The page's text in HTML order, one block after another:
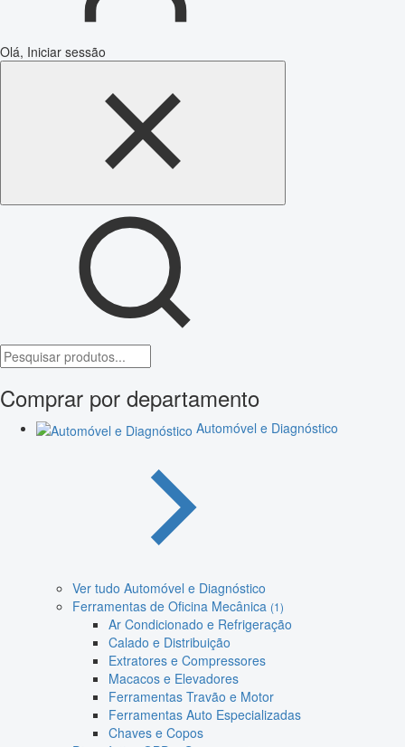
Olá, Iniciar sessão
Comprar por departamento
Automóvel e Diagnóstico
Ver tudo Automóvel e Diagnóstico
Ferramentas de Oficina Mecânica (1)
Ar Condicionado e Refrigeração
Calado e Distribuição
Extratores e Compressores
Macacos e Elevadores
Ferramentas Travão e Motor
Ferramentas Auto Especializadas
Chaves e Copos